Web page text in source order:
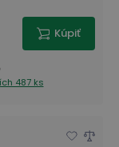
Kúpiť
487 ks